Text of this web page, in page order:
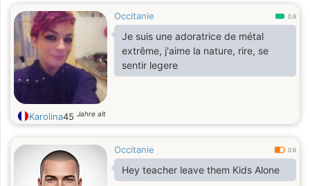
Occitanie 0.9
Je suis une adoratrice de métal
extrême, j'aime la nature, rire, se
sentir legere
Karolina45 Jahre alt
Occitanie 0.6
Hey teacher leave them Kids Alone